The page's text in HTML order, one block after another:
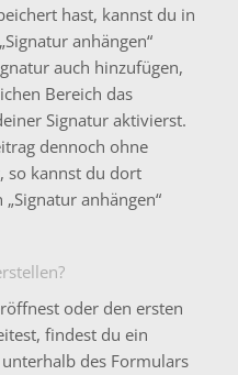
hast, kannst du in
anhängen“
auch hinzufügen,
Bereich das
Signatur aktivierst.
dennoch ohne
so kannst du dort
anhängen“
oder den ersten
findest du ein
unterhalb des Formulars